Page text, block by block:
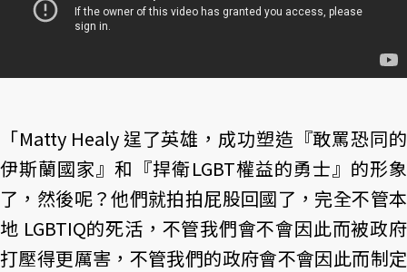
「Matty Healy 逞了英雄，成功塑造『敢罵恐同的
伊斯蘭國家』和『捍衛LGBT權益的勇士』的形象
了，然後呢？他們就拍拍屁股回國了，完全不管本
地 LGBTIQ的死活，不管我們會不會因此而被政府
打壓得更厲害，不管我們的政府會不會因此而制定